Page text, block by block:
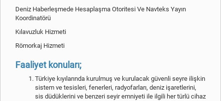
Deniz Haberleşmede Hesaplaşma Otoritesi Ve Navteks Yayın
Koordinatörü
Kılavuzluk Hizmeti
Römorkaj Hizmeti
Faaliyet konuları;
Türkiye kıyılarında kurulmuş ve kurulacak güvenli seyre ilişkin
sistem ve tesisleri, fenerleri, radyofarları, deniz işaretlerini,
sis düdüklerini ve benzeri seyir emniyeti ile ilgili her türlü cihaz